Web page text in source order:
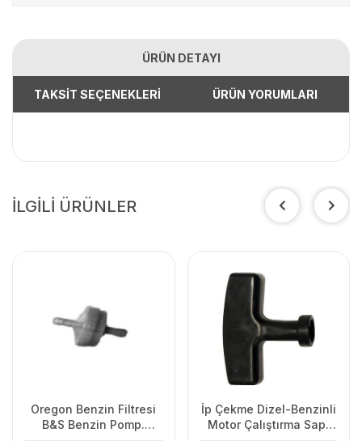
ÜRÜN DETAYI
TAKSİT SEÇENEKLERİ ÜRÜN YORUMLARI
İLGİLİ ÜRÜNLER
Oregon Benzin Filtresi
B&S Benzin Pomp.
İp Çekme Dizel-Benzinli
Motor Çalıştırma Sapı